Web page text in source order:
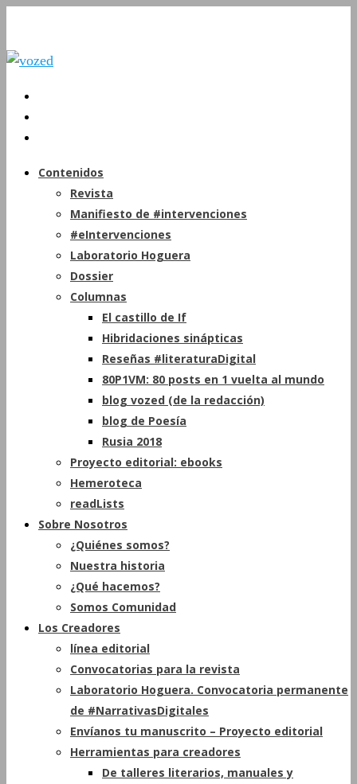
Contenidos
Revista
Manifiesto de #intervenciones
#eIntervenciones
Laboratorio Hoguera
Dossier
Columnas
El castillo de If
Hibridaciones sinápticas
Reseñas #literaturaDigital
80P1VM: 80 posts en 1 vuelta al mundo
blog vozed (de la redacción)
blog de Poesía
Rusia 2018
Proyecto editorial: ebooks
Hemeroteca
readLists
Sobre Nosotros
¿Quiénes somos?
Nuestra historia
¿Qué hacemos?
Somos Comunidad
Los Creadores
línea editorial
Convocatorias para la revista
Laboratorio Hoguera. Convocatoria permanente
de #NarrativasDigitales
Envíanos tu manuscrito – Proyecto editorial
Herramientas para creadores
De talleres literarios, manuales y